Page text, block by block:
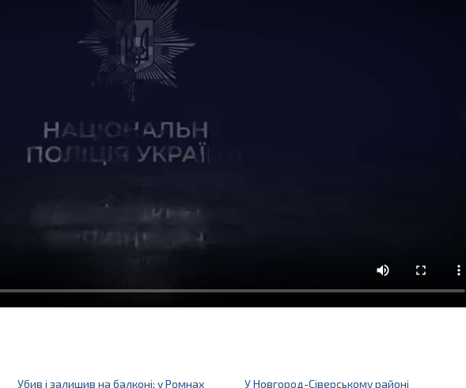
Убив і залишив на балконі: у Ромнах У Новгород-Сіверському районі